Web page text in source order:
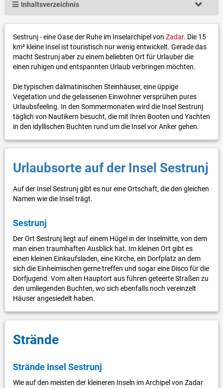
Inhaltsverzeichnis
Sestrunj - eine Oase der Ruhe im Inselarchipel von Zadar. Die 15
km² kleine Insel ist touristisch nur wenig entwickelt. Gerade das
macht Sestrunj aber zu einem beliebten Ort für Urlauber die
einen ruhigen und entspannten Urlaub verbringen möchten.
Die typischen dalmatinischen Steinhäuser, eine üppige
Vegetation und die gelassenen Einwohner versprühen pures
Urlaubsfeeling. In den Sommermonaten wird die Insel Sestrunj
täglich von Nautikern besucht, die mit Ihren Booten und Yachten
in den idyllischen Buchten rund um die Insel vor Anker gehen.
Urlaubsorte auf der Insel Sestrunj
Auf der Insel Sestrunj gibt es nur eine Ortschaft, die den gleichen
Namen wie die Insel trägt.
Sestrunj
Der Ort Sestrunj liegt auf einem Hügel in der Inselmitte, von dem
man einen traumhaften Ausblick hat. Im kleinen Ort gibt es
einen kleinen Einkaufsladen, eine Kirche, ein Dorfplatz an dem
sich die Einheimischen gerne treffen und sogar eine Disco für die
Dorfjugend. Vom alten Hauptort aus führen geteerte Straßen zu
den umliegenden Buchten, wo sich ebenfalls noch vereinzelt
Häuser angesiedelt haben.
Strände
Strände Insel Sestrunj
Wie auf den meisten der kleineren Inseln im Archipel von Zadar